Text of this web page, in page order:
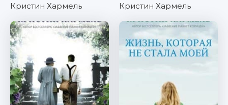
Кристин Хармель
Кристин Хармель